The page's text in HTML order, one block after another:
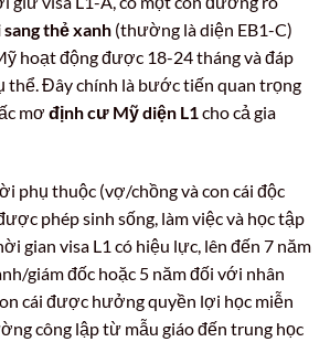
thẻ xanh (thường là diện EB1-C)
hoạt động được 18-24 tháng và đáp
thể. Đây chính là bước tiến quan trọng
mơ định cư Mỹ diện L1cho cả gia
phụ thuộc (vợ/chồng và con cái độc
phép sinh sống, làm việc và học tập
gian visa L1 có hiệu lực, lên đến 7 năm
giám đốc hoặc 5 năm đối với nhân
cái được hưởng quyền lợi học miễn
công lập từ mẫu giáo đến trung học